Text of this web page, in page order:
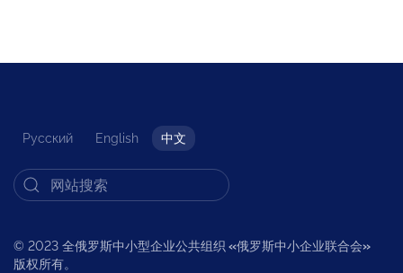
Русский English 中文
© 2023 全俄罗斯中小型企业公共组织 «俄罗斯中小企业联合会»
版权所有。